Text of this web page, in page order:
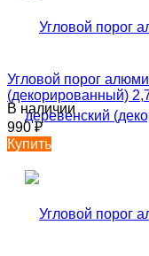
Угловой порог
(декорированный)
В наличии
990₽
Купить